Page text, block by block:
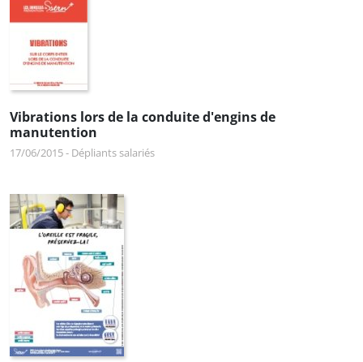
Vibrations lors de la conduite d'engins de
manutention
17/06/2015- Dépliants salariés